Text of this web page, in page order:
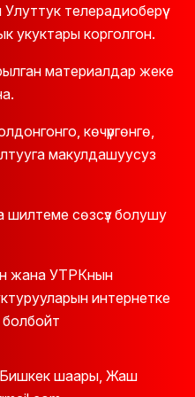
Байкоочу
акын,
телерадиоберүү
укуктары корголгон.
материалдар жеке
көчүргөнгө,
макулдашуусуз
шилтеме сөзсүз болушу
жана УТРКнын
интернетке
Бишкек шаары, Жаш